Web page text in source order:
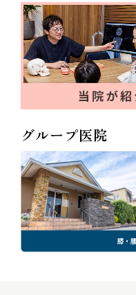
グループ医院